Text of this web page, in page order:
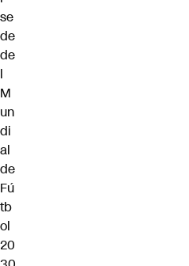
se
de
de
l
M
un
di
al
de
Fú
tb
ol
20